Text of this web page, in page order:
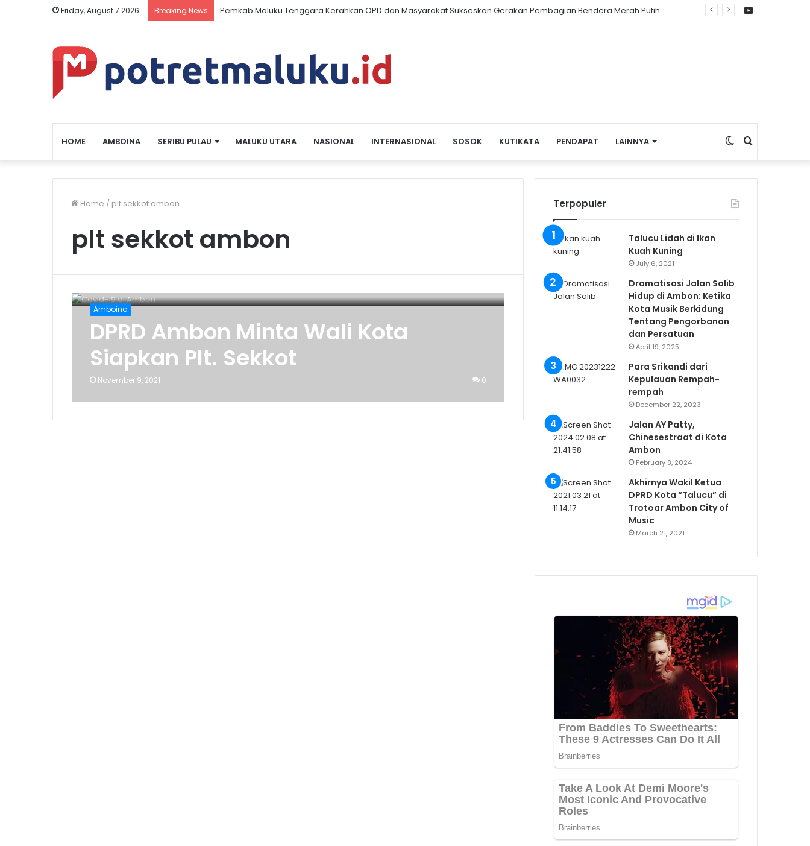
Friday, August 7 2026 Breaking News Pemkab Maluku Tenggara Kerahkan OPD dan Masyarakat Sukseskan Gerakan Pembagian Bendera Merah Putih
HOME AMBOINA SERIBU PULAU MALUKU UTARA NASIONAL INTERNASIONAL SOSOK KUTIKATA PENDAPAT LAINNYA Search
for
Switch
skin
Home / plt sekkot ambon
plt sekkot ambon
Amboina
DPRD Ambon Minta Wali Kota
Siapkan Plt. Sekkot
November 9, 2021 0
Terpopuler
Talucu Lidah di Ikan
Kuah Kuning
July 6, 2021
Dramatisasi Jalan Salib
Hidup di Ambon: Ketika
Kota Musik Berkidung
Tentang Pengorbanan
dan Persatuan
April 19, 2025
Para Srikandi dari
Kepulauan Rempah-
rempah
December 22, 2023
Jalan AY Patty,
Chinesestraat di Kota
Ambon
February 8, 2024
Akhirnya Wakil Ketua
DPRD Kota “Talucu” di
Trotoar Ambon City of
Music
March 21, 2021